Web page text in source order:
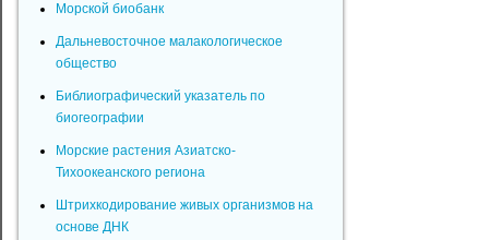
Морской биобанк
Дальневосточное малакологическое
общество
Библиографический указатель по
биогеографии
Морские растения Азиатско-
Тихоокеанского региона
Штрихкодирование живых организмов на
основе ДНК